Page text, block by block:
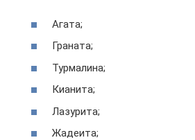
Агата;
Граната;
Турмалина;
Кианита;
Лазурита;
Жадеита;